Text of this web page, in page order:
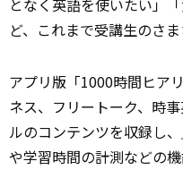
となく英語を使いたい」
ど、これまで受講生のさ
アプリ版「1000時間ヒア
ネス、フリートーク、時
ルのコンテンツを収録し、
や学習時間の計測などの